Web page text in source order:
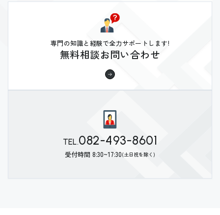
TEL.082-493-8601
受付時間 8:30~17:30(土日祝を除く)
専門の知識と経験で全力サポートします!
無料相談お問い合わせ